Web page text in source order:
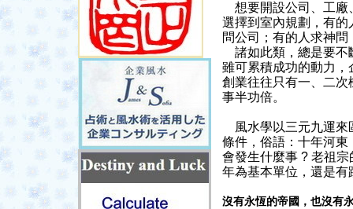
想要開設公司、工廠
選擇到室內規劃，有
問公司；有的人求神
諸如此類，總是要不
雖可累積成功的動力，
創業往往只有一、二
事半功倍。
風水學以三元九運
條件，俗語：十年河
會發生什麼事 ? 老祖宗
年為基本單位，還是
沒有永恆的帝國，也沒有